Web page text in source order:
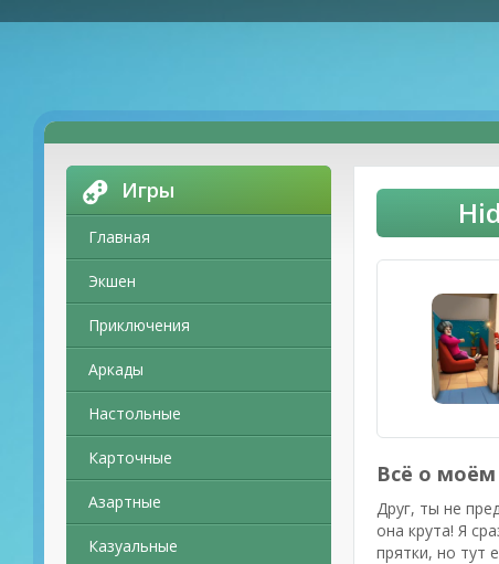
Игры
Главная
Экшен
Приключения
Аркады
Настольные
Карточные
Азартные
Казуальные
Всё о
Друг, ты не
она крута! Я
прятки, но тут